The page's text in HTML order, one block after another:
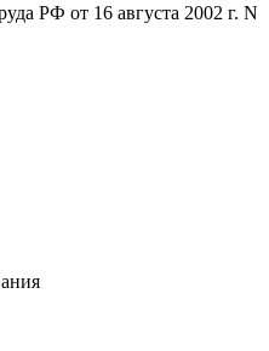
РФ от 16 августа 2002 г. N